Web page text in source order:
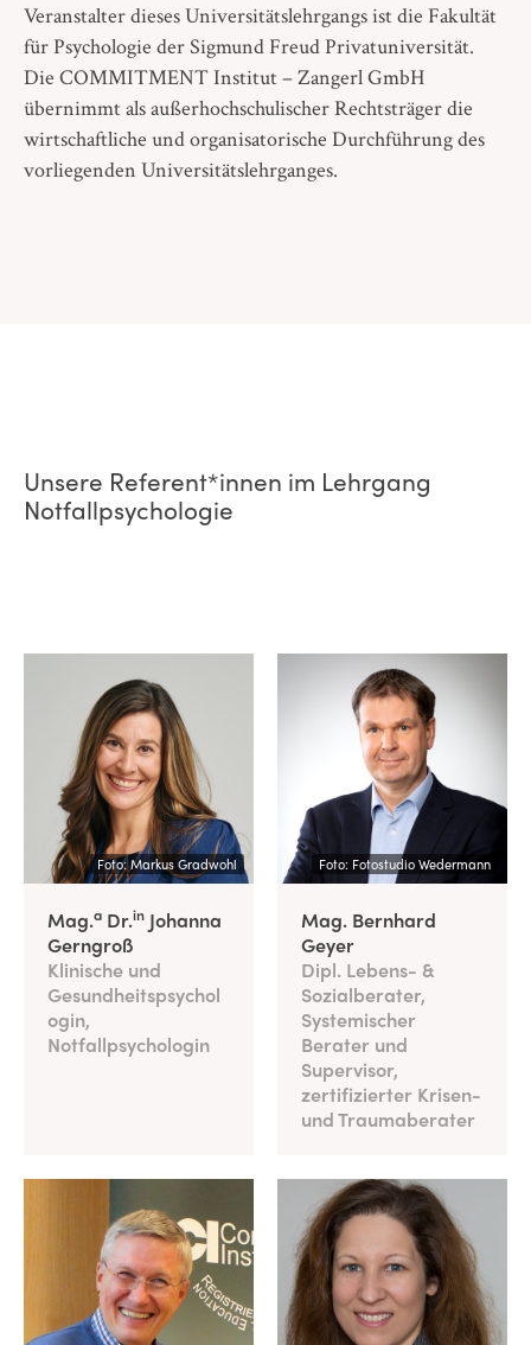
Veranstalter dieses Universitätslehrgangs ist die Fakultät
für Psychologie der Sigmund Freud Privatuniversität.
Die COMMITMENT Institut – Zangerl GmbH
übernimmt als außerhochschulischer Rechtsträger die
wirtschaftliche und organisatorische Durchführung des
vorliegenden Universitätslehrganges.
Unsere Referent*innen im Lehrgang
Notfallpsychologie
Foto: Markus Gradwohl
Mag.a Dr.in Johanna
Gerngroß
Klinische und
Gesundheitspsychol
ogin,
Notfallpsychologin
Foto: Fotostudio Wedermann
Mag. Bernhard
Geyer
Dipl. Lebens- &
Sozialberater,
Systemischer
Berater und
Supervisor,
zertifizierter Krisen-
und Traumaberater